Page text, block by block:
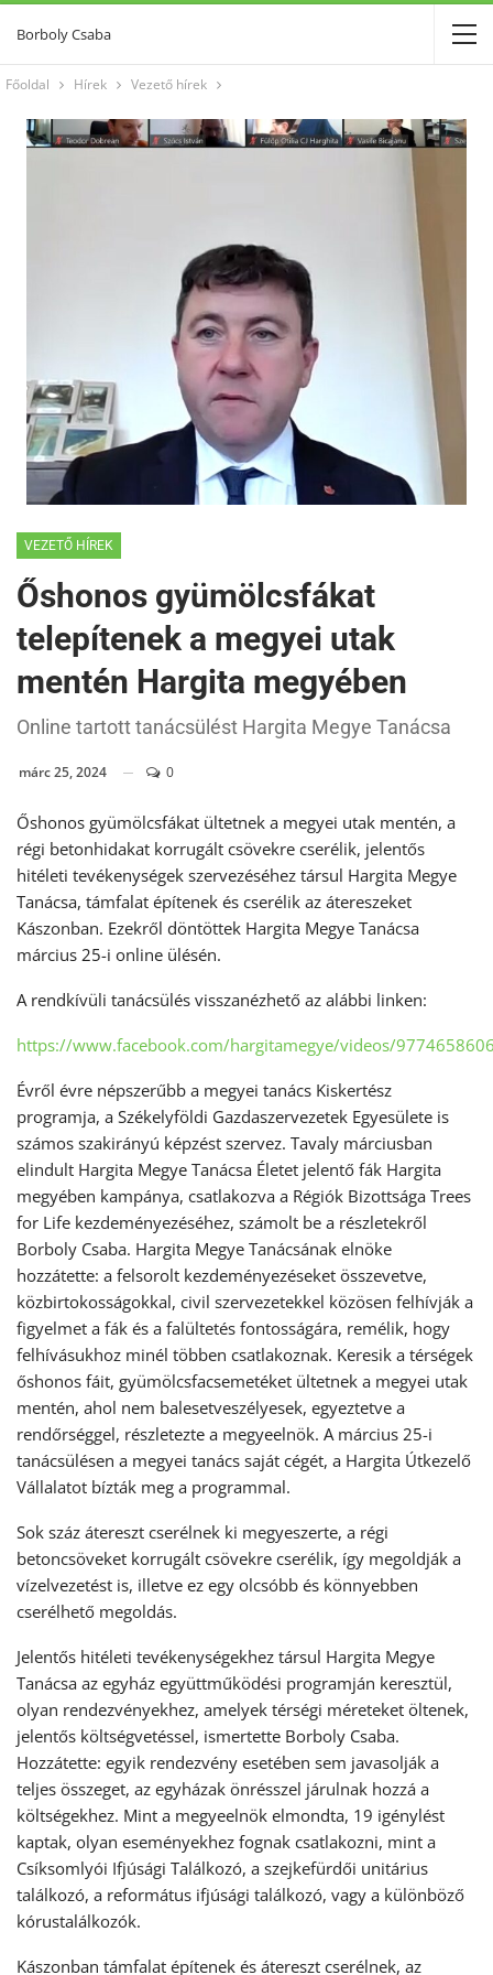
Borboly Csaba
Főoldal Hírek Vezető hírek
VEZETŐ HÍREK
Őshonos gyümölcsfákat
telepítenek a megyei utak
mentén Hargita megyében
Online tartott tanácsülést Hargita Megye Tanácsa
márc 25, 2024 0
Őshonos gyümölcsfákat ültetnek a megyei utak mentén, a
régi betonhidakat korrugált csövekre cserélik, jelentős
hitéleti tevékenységek szervezéséhez társul Hargita Megye
Tanácsa, támfalat építenek és cserélik az átereszeket
Kászonban. Ezekről döntöttek Hargita Megye Tanácsa
március 25-i online ülésén.
A rendkívüli tanácsülés visszanézhető az alábbi linken:
https://www.facebook.com/hargitamegye/videos/
Évről évre népszerűbb a megyei tanács Kiskertész
programja, a Székelyföldi Gazdaszervezetek Egyesülete is
számos szakirányú képzést szervez. Tavaly márciusban
elindult Hargita Megye Tanácsa Életet jelentő fák Hargita
megyében kampánya, csatlakozva a Régiók Bizottsága Trees
for Life kezdeményezéséhez, számolt be a részletekről
Borboly Csaba. Hargita Megye Tanácsának elnöke
hozzátette: a felsorolt kezdeményezéseket összevetve,
közbirtokosságokkal, civil szervezetekkel közösen felhívják a
figyelmet a fák és a falültetés fontosságára, remélik, hogy
felhívásukhoz minél többen csatlakoznak. Keresik a térségek
őshonos fáit, gyümölcsfacsemetéket ültetnek a megyei utak
mentén, ahol nem balesetveszélyesek, egyeztetve a
rendőrséggel, részletezte a megyeelnök. A március 25-i
tanácsülésen a megyei tanács saját cégét, a Hargita Útkezelő
Vállalatot bízták meg a programmal.
Sok száz átereszt cserélnek ki megyeszerte, a régi
betoncsöveket korrugált csövekre cserélik, így megoldják a
vízelvezetést is, illetve ez egy olcsóbb és könnyebben
cserélhető megoldás.
Jelentős hitéleti tevékenységekhez társul Hargita Megye
Tanácsa az egyház együttműködési programján keresztül,
olyan rendezvényekhez, amelyek térségi méreteket öltenek,
jelentős költségvetéssel, ismertette Borboly Csaba.
Hozzátette: egyik rendezvény esetében sem javasolják a
teljes összeget, az egyházak önrésszel járulnak hozzá a
költségekhez. Mint a megyeelnök elmondta, 19 igénylést
kaptak, olyan eseményekhez fognak csatlakozni, mint a
Csíksomlyói Ifjúsági Találkozó, a szejkefürdői unitárius
találkozó, a református ifjúsági találkozó, vagy a különböző
kórustalálkozók.
Kászonban támfalat építenek és átereszt cserélnek, az